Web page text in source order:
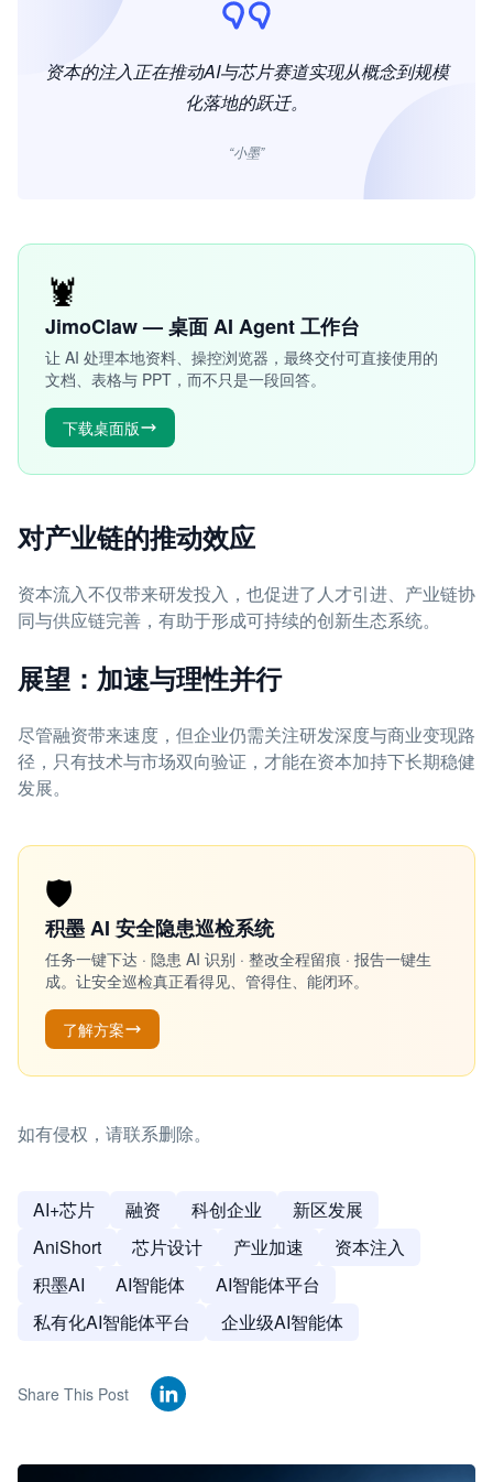
资本的注入正在推动AI与芯片赛道实现从概念到规模
化落地的跃迁。
“小墨”
🦞
JimoClaw — 桌面 AI Agent 工作台
让 AI 处理本地资料、操控浏览器，最终交付可直接使用的
文档、表格与 PPT，而不只是一段回答。
下载桌面版
对产业链的推动效应
资本流入不仅带来研发投入，也促进了人才引进、产业链协
同与供应链完善，有助于形成可持续的创新生态系统。
展望：加速与理性并行
尽管融资带来速度，但企业仍需关注研发深度与商业变现路
径，只有技术与市场双向验证，才能在资本加持下长期稳健
发展。
🛡️
积墨 AI 安全隐患巡检系统
任务一键下达 · 隐患 AI 识别 · 整改全程留痕 · 报告一键生
成。让安全巡检真正看得见、管得住、能闭环。
了解方案
如有侵权，请联系删除。
AI+芯片 融资 科创企业
新区发展
AniShort
芯片设计 产业加速
资本注入
积墨AI
AI智能体
AI智能体平台
私有化AI智能体平台
企业级AI智能体
Share This Post